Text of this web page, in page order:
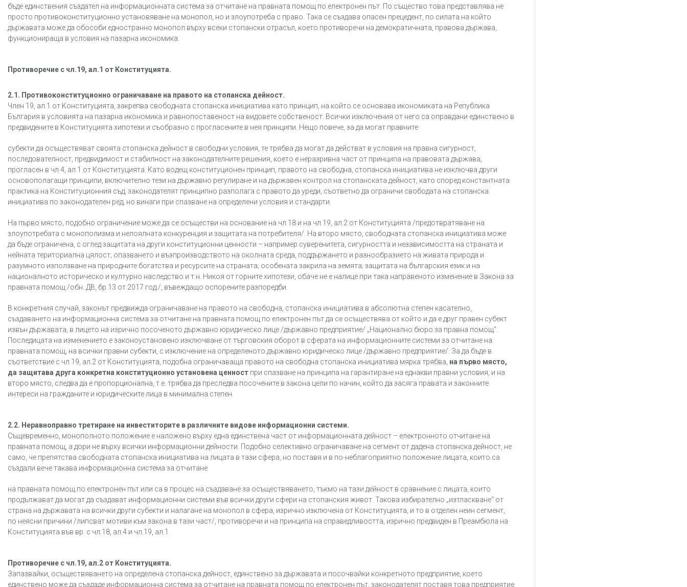
бъде единствения създател на информационната система за отчитане на правната помощ по електронен път. По същество това представлява не
просто противоконституционно установяване на монопол, но и злоупотреба с право. Така се създава опасен прецедент, по силата на който
държавата може да обособи едностранно монопол върху всеки стопански отрасъл, което противоречи на демократичната, правова държава,
функционираща в условия на пазарна икономика.
Противоречие с чл.19, ал.1 от Конституцията.
2.1. Противоконституционно ограничаване на правото на стопанска дейност.
Член 19, ал.1 от Конституцията, закрепва свободната стопанска инициатива като принцип, на който се основава икономиката на Република
България в условията на пазарна икономика и равнопоставеност на видовете собственост. Всички изключения от него са оправдани единствено в
предвидените в Конституцията хипотези и съобразно с прогласените в нея принципи. Нещо повече, за да могат правните
субекти да осъществяват своята стопанска дейност в свободни условия, те трябва да могат да действат в условия на правна сигурност,
последователност, предвидимост и стабилност на законодателните решения, което е неразривна част от принципа на правовата държава,
прогласен в чл.4, ал.1 от Конституцията. Като водещ конституционен принцип, правото на свободна, стопанска инициатива не изключва други
основополагащи принципи, включително тези на държавно регулиране и на държавен контрол на стопанската дейност, като според константната
практика на Конституционния съд, законодателят принципно разполага с правото да уреди, съответно да ограничи свободата на стопанска
инициатива по законодателен ред, но винаги при спазване на определени условия и стандарти.
На първо място, подобно ограничение може да се осъществи на основание на чл.18 и на чл.19, ал.2 от Конституцията /предотвратяване на
злоупотребата с монополизма и нелоялната конкуренция и защитата на потребителя/. На второ място, свободната стопанска инициатива може
да бъде ограничена, с оглед защитата на други конституционни ценности – например суверенитета, сигурността и независимостта на страната и
нейната териториална цялост; опазването и възпроизводството на околната среда, поддържането и разнообразието на живата природа и
разумното използване на природните богатства и ресурсите на страната; особената закрила на земята; защитата на българския език и на
националното историческо и културно наследство и т.н. Никоя от горните хипотези, обаче не е налице при така направеното изменение в Закона за
правната помощ /обн. ДВ, бр.13 от 2017 год./, въвеждащо оспорените разпоредби.
В конкретния случай, законът предвижда ограничаване на правото на свободна, стопанска инициатива в абсолютна степен касателно,
създаването на информационна система за отчитане на правната помощ по електронен път да се осъществява от който и да е друг правен субект
извън държавата, в лицето на изрично посоченото държавно юридическо лице /държавно предприятие/ „Национално бюро за правна помощ“.
Последицата на изменението е законоустановено изключване от търговския оборот в сферата на информационните системи за отчитане на
правната помощ, на всички правни субекти, с изключение на определеното държавно юридическо лице /държавно предприятие/. За да бъде в
съответствие с чл.19, ал.2 от Конституцията, подобна ограничаваща правото на свободна стопанска инициатива мярка трябва, на първо място,
да защитава друга конкретна конституционно установена ценност при спазване на принципа на гарантиране на еднакви правни условия, и на
второ място, следва да е пропорционална, т.е. трябва да преследва посочените в закона цели по начин, който да засяга правата и законните
интереси на гражданите и юридическите лица в минимална степен.
2.2. Неравноправно третиране на инвеститорите в различните видове информационни системи.
Същевременно, монополното положение е наложено върху една единствена част от информационната дейност – електронното отчитане на
правната помощ, а дори не върху всички информационни дейности. Подобно селективно ограничаване на сегмент от дадена стопанска дейност, не
само, че препятства свободната стопанска инициатива на лицата в тази сфера, но поставя и в по-неблагоприятно положение лицата, които са
създали вече такава информационна система за отчитане
на правната помощ по електронен път или са в процес на създаване за осъществяването, тъкмо на тази дейност в сравнение с лицата, които
продължават да могат да създават информационни системи във всички други сфери на стопанския живот. Такова избирателно „изтласкване“ от
страна на държавата на всички други субекти и налагане на монопол в сфера, изрично изключена от Конституцията, и то в отделен неин сегмент,
по неясни причини /липсват мотиви към закона в тази част/, противоречи и на принципа на справедливостта, изрично предвиден в Преамбюла на
Конституцията във вр. с чл.18, ал.4 и чл.19, ал.1.
Противоречие с чл.19, ал.2 от Конституцията.
Запазвайки, осъществяването на определена стопанска дейност, единствено за държавата и посочвайки конкретното предприятие, което
единствено може да създаде информационна система за отчитане на правната помощ по електронен път, законодателят поставя това предприятие